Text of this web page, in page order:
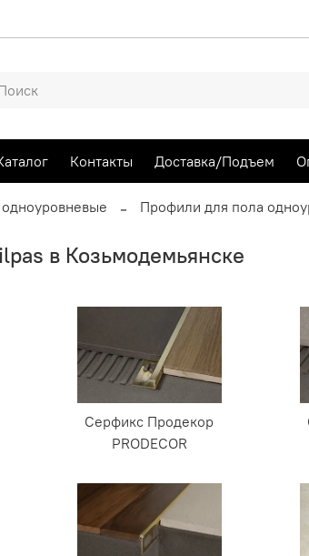
Контакты Доставка/Подъем
Профили для пола
в Козьмодемьянске
Серфикс Продекор
PRODECOR